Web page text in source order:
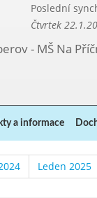
Poslední
Čtvrtek
- MŠ Na
a informace
Leden 2025